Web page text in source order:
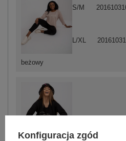
beżowy
S/M
L/XL
Konfiguracja zgód